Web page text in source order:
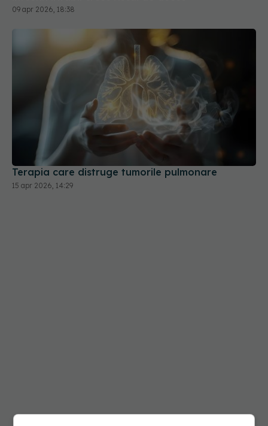
Terapia care distruge tumorile pulmonare
15 apr 2026, 14:29